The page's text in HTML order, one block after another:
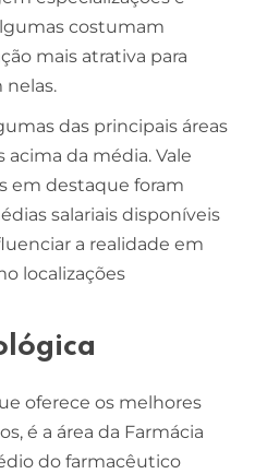
costumam
mais atrativa para
nelas.
das principais áreas
acima da média. Vale
em destaque foram
salariais disponíveis
a realidade em
localizações
oferece os melhores
é a área da Farmácia
do farmacêutico